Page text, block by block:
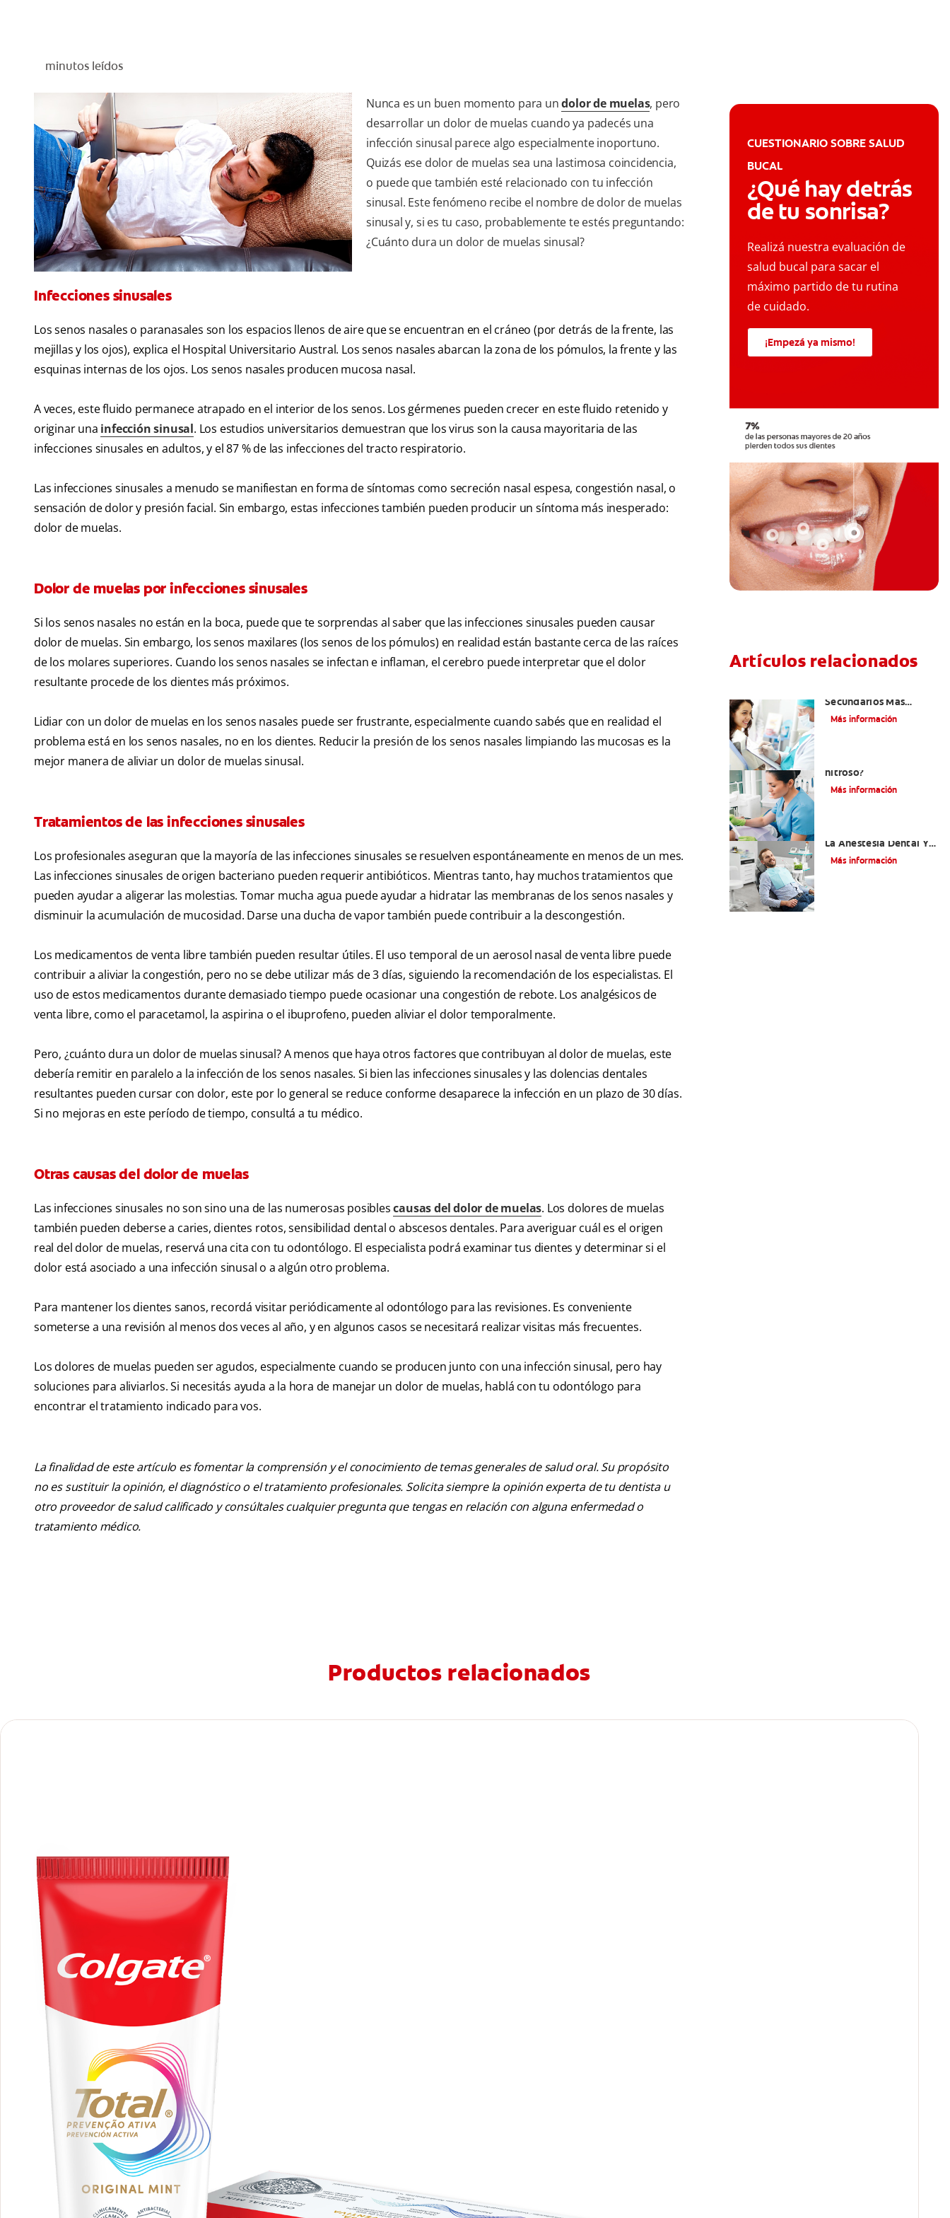
minutos leídos
Nunca es un buen momento para undolor de muelas, pero
desarrollar un dolor de muelas cuando ya padecés una
infección sinusal parece algo especialmente inoportuno.
Quizás ese dolor de muelas sea una lastimosa coincidencia,
o puede que también esté relacionado con tu infección
sinusal. Este fenómeno recibe el nombre de dolor de muelas
sinusal y, si es tu caso, probablemente te estés preguntando:
¿Cuánto dura un dolor de muelas sinusal?
Infecciones sinusales
Los senos nasales o paranasales son los espacios llenos de aire que se encuentran en el cráneo (por detrás de la frente, las
mejillas y los ojos), explica el Hospital Universitario Austral. Los senos nasales abarcan la zona de los pómulos, la frente y las
esquinas internas de los ojos. Los senos nasales producen mucosa nasal.
A veces, este fluido permanece atrapado en el interior de los senos. Los gérmenes pueden crecer en este fluido retenido y
originar una infección sinusal. Los estudios universitarios demuestran que los virus son la causa mayoritaria de las
infecciones sinusales en adultos, y el 87 % de las infecciones del tracto respiratorio.
Las infecciones sinusales a menudo se manifiestan en forma de síntomas como secreción nasal espesa, congestión nasal, o
sensación de dolor y presión facial. Sin embargo, estas infecciones también pueden producir un síntoma más inesperado:
dolor de muelas.
Dolor de muelas por infecciones sinusales
Si los senos nasales no están en la boca, puede que te sorprendas al saber que las infecciones sinusales pueden causar
dolor de muelas. Sin embargo, los senos maxilares (los senos de los pómulos) en realidad están bastante cerca de las raíces
de los molares superiores. Cuando los senos nasales se infectan e inflaman, el cerebro puede interpretar que el dolor
resultante procede de los dientes más próximos.
Lidiar con un dolor de muelas en los senos nasales puede ser frustrante, especialmente cuando sabés que en realidad el
problema está en los senos nasales, no en los dientes. Reducir la presión de los senos nasales limpiando las mucosas es la
mejor manera de aliviar un dolor de muelas sinusal.
Tratamientos de las infecciones sinusales
Los profesionales aseguran que la mayoría de las infecciones sinusales se resuelven espontáneamente en menos de un mes.
Las infecciones sinusales de origen bacteriano pueden requerir antibióticos. Mientras tanto, hay muchos tratamientos que
pueden ayudar a aligerar las molestias. Tomar mucha agua puede ayudar a hidratar las membranas de los senos nasales y
disminuir la acumulación de mucosidad. Darse una ducha de vapor también puede contribuir a la descongestión.
Los medicamentos de venta libre también pueden resultar útiles. El uso temporal de un aerosol nasal de venta libre puede
contribuir a aliviar la congestión, pero no se debe utilizar más de 3 días, siguiendo la recomendación de los especialistas. El
uso de estos medicamentos durante demasiado tiempo puede ocasionar una congestión de rebote. Los analgésicos de
venta libre, como el paracetamol, la aspirina o el ibuprofeno, pueden aliviar el dolor temporalmente.
Pero, ¿cuánto dura un dolor de muelas sinusal? A menos que haya otros factores que contribuyan al dolor de muelas, este
debería remitir en paralelo a la infección de los senos nasales. Si bien las infecciones sinusales y las dolencias dentales
resultantes pueden cursar con dolor, este por lo general se reduce conforme desaparece la infección en un plazo de 30 días.
Si no mejoras en este período de tiempo, consultá a tu médico.
Otras causas del dolor de muelas
Las infecciones sinusales no son sino una de las numerosas posiblescausas del dolor de muelas. Los dolores de muelas
también pueden deberse a caries, dientes rotos, sensibilidad dental o abscesos dentales. Para averiguar cuál es el origen
real del dolor de muelas, reservá una cita con tu odontólogo. El especialista podrá examinar tus dientes y determinar si el
dolor está asociado a una infección sinusal o a algún otro problema.
Para mantener los dientes sanos, recordá visitar periódicamente al odontólogo para las revisiones. Es conveniente
someterse a una revisión al menos dos veces al año, y en algunos casos se necesitará realizar visitas más frecuentes.
Los dolores de muelas pueden ser agudos, especialmente cuando se producen junto con una infección sinusal, pero hay
soluciones para aliviarlos. Si necesitás ayuda a la hora de manejar un dolor de muelas, hablá con tu odontólogo para
encontrar el tratamiento indicado para vos.
La finalidad de este artículo es fomentar la comprensión y el conocimiento de temas generales de salud oral. Su propósito
no es sustituir la opinión, el diagnóstico o el tratamiento profesionales. Solicita siempre la opinión experta de tu dentista u
otro proveedor de salud calificado y consúltales cualquier pregunta que tengas en relación con alguna enfermedad o
tratamiento médico.
CUESTIONARIO SOBRE SALUD
BUCAL
¿Qué hay detrás
de tu sonrisa?
Realizá nuestra evaluación de
salud bucal para sacar el
máximo partido de tu rutina
de cuidado.
¡Empezá ya mismo!
Artículos relacionados
Secundarios Más
Comunes De La
Más información
nitroso?
Más información
La Anestesia Dental Y
Causas De Tratamiento
Más información
Productos relacionados